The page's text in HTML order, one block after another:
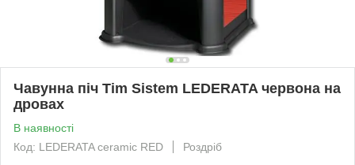
Чавунна піч Tim Sistem LEDERATA червона на
дровах
В наявності
Код: LEDERATA ceramic RED
Роздріб